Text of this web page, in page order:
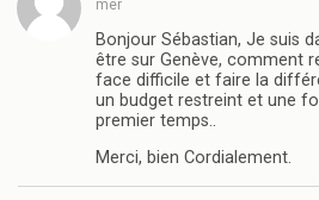
mer
Bonjour Sébastian, Je suis
être sur Genève, comment
face difficile et faire la
un budget restreint et une
premier temps..
Merci, bien Cordialement.